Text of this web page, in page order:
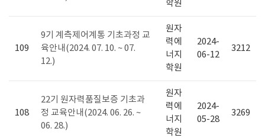
학원
109
9기 계측제어계통 기초과정 교
육안내(2024. 07. 10. ~ 07.
12.)
원자
력에
너지
학원
2024-
06-12
3212
108
22기 원자력품질보증 기초과
정 교육안내(2024. 06. 26. ~
06. 28.)
원자
력에
너지
학원
2024-
05-28
3269